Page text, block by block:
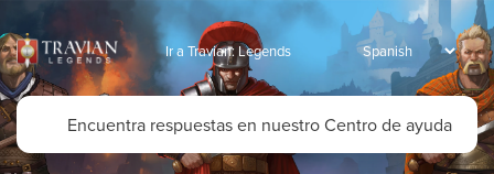
Ir a Travian: Legends